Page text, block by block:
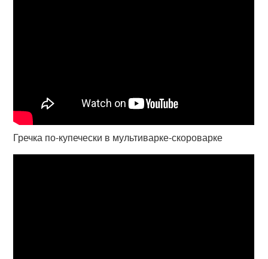
Гречка по-купечески в мультиварке-скороварке